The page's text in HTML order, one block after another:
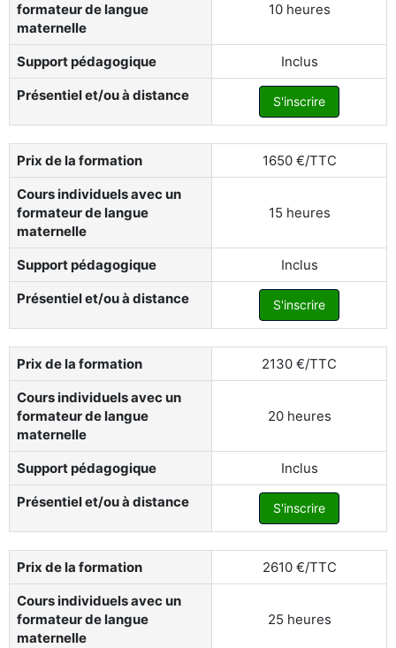
formateur de langue
maternelle
10 heures
Support pédagogique
Inclus
Présentiel et/ou à distance
S'inscrire
Prix de la formation
1650 €/TTC
Cours individuels avec un
formateur de langue
maternelle
15 heures
Support pédagogique
Inclus
Présentiel et/ou à distance
S'inscrire
Prix de la formation
2130 €/TTC
Cours individuels avec un
formateur de langue
maternelle
20 heures
Support pédagogique
Inclus
Présentiel et/ou à distance
S'inscrire
Prix de la formation
2610 €/TTC
Cours individuels avec un
formateur de langue
maternelle
25 heures